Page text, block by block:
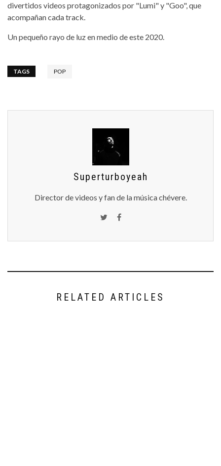
divertidos videos protagonizados por "Lumi" y "Goo", que
acompañan cada track.
Un pequeño rayo de luz en medio de este 2020.
TAGS POP
Superturboyeah
Director de videos y fan de la música chévere.
RELATED ARTICLES